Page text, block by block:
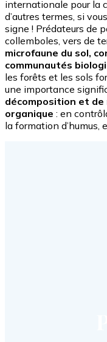
internationale pour la
d’autres termes, si
signe ! Prédateurs de
collemboles, vers de
microfaune du sol,
communautés
les forêts et les sols
une importance
décomposition et
organique : en
la formation d’humus,